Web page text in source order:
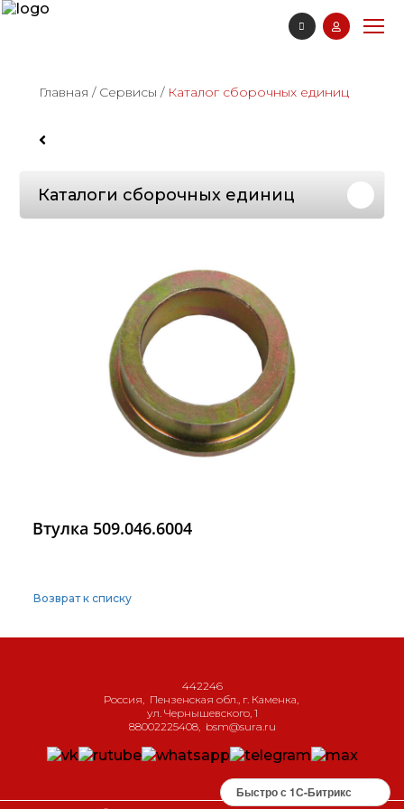
Главная / Сервисы / Каталог сборочных единиц
Каталоги сборочных единиц
Втулка 509.046.6004
Возврат к списку
442246
Россия, Пензенская обл., г. Каменка,
ул. Чернышевского, 1
88002225408, bsm@sura.ru
Быстро с 1С-Битрикс